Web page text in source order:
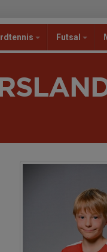
Futsal